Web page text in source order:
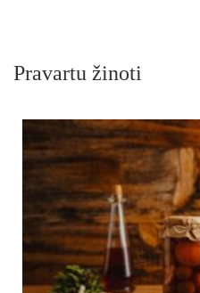
Pravartu žinoti